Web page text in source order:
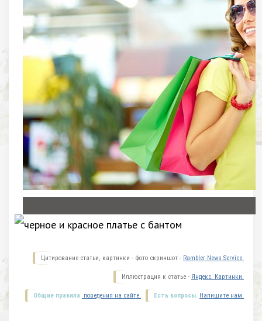
Цитирование статьи, картинки - фото скриншот - Rambler News Service.
Иллюстрация к статье - Яндекс. Картинки.
Есть вопросы. Напишите нам.
Общие правила поведения на сайте.